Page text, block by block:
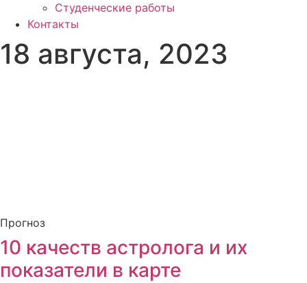
Студенческие работы
Контакты
18 августа, 2023
Прогноз
10 качеств астролога и их
показатели в карте